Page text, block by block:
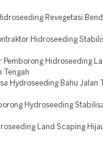
Revegetasi
Hidroseeding
Pemborong Hidroseeding
Tengah
Hydroseeding Bahu Jalan
Hydroseeding
Land Scaping